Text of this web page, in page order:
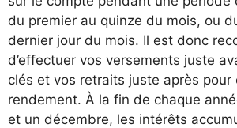
du premier au quinze du mois, ou
dernier jour du mois. Il est donc
d’effectuer vos versements juste
clés et vos retraits juste après pour
rendement. À la fin de chaque
et un décembre, les intérêts